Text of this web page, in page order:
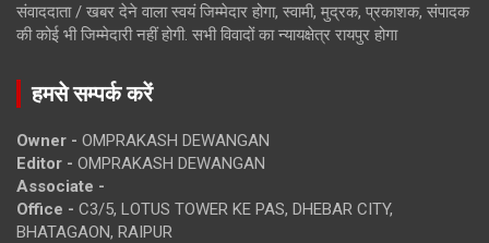
संवाददाता / खबर देने वाला स्वयं जिम्मेदार होगा, स्वामी, मुद्रक, प्रकाशक, संपादक
की कोई भी जिम्मेदारी नहीं होगी. सभी विवादों का न्यायक्षेत्र रायपुर होगा
हमसे सम्पर्क करें
Owner - OMPRAKASH DEWANGAN
Editor - OMPRAKASH DEWANGAN
Associate -
Office - C3/5, LOTUS TOWER KE PAS, DHEBAR CITY,
BHATAGAON, RAIPUR